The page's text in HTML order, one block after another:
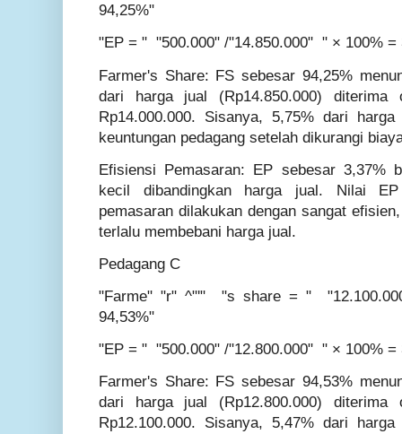
94,25%"
"EP = " "500.000" /"14.850.000" " × 100%
Farmer's Share: FS sebesar 94,25%
dari harga jual (Rp14.850.000) diterima
Rp14.000.000. Sisanya, 5,75% dari
keuntungan pedagang setelah dikurangi
Efisiensi Pemasaran: EP sebesar 3,37%
kecil dibandingkan harga jual. Nilai
pemasaran dilakukan dengan sangat
terlalu membebani harga jual.
Pedagang C
"Farme" "r" ^"'" "s share = "
94,53%"
"EP = " "500.000" /"12.800.000" " × 100%
Farmer's Share: FS sebesar 94,53%
dari harga jual (Rp12.800.000) diterima
Rp12.100.000. Sisanya, 5,47% dari